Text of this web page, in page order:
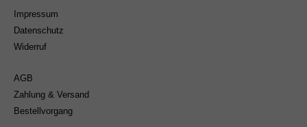
Impressum
Datenschutz
Widerruf
AGB
Zahlung & Versand
Bestellvorgang